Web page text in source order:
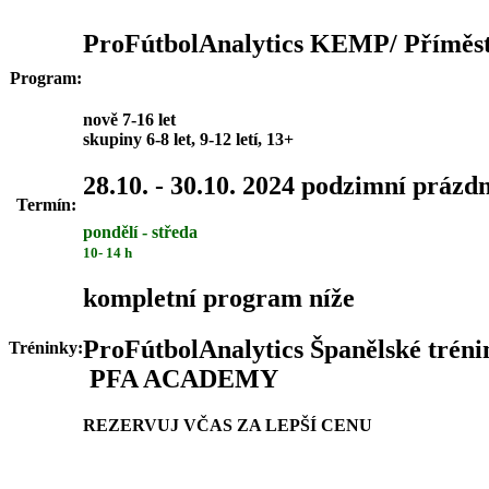
Program:
ProFútbolAnalytics KEMP/
nově 7-16 let
skupiny 6-8 let, 9-12 letí, 13+
Termín:
28.10. - 30.10. 2024 podzimní
pondělí - středa
10- 14 h
Tréninky:
kompletní program níže
ProFútbolAnalytics Španělské
PFA ACADEMY
REZERVUJ VČAS ZA LEPŠÍ CENU